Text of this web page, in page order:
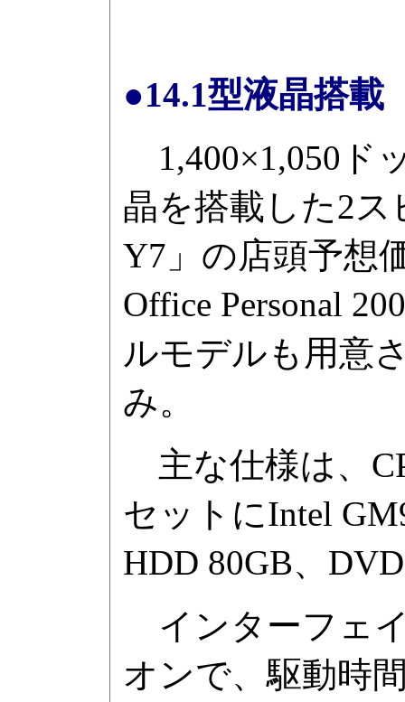
●14.1型液晶搭載
1,400×1,050ド
晶を搭載した2ス
Y7」の店頭予想
Office Personal
ルモデルも用意
み。
主な仕様は、
セットにIntel
HDD 80GB、
インターフェ
オンで、駆動時